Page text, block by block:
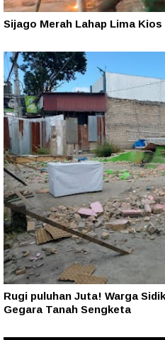
Sijago Merah Lahap Lima
Rugi puluhan Juta! Warga
Gegara Tanah Sengketa